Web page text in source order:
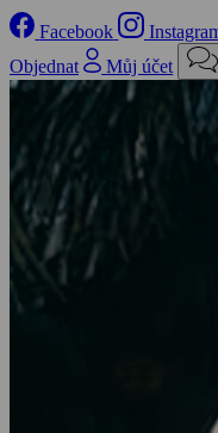
Facebook
Objednat
Můj účet